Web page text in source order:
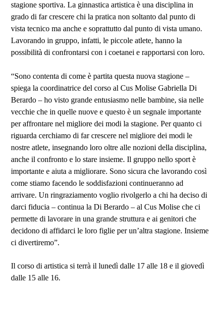
stagione sportiva. La ginnastica artistica è una disciplina in
grado di far crescere chi la pratica non soltanto dal punto di
vista tecnico ma anche e soprattutto dal punto di vista umano.
Lavorando in gruppo, infatti, le piccole atlete, hanno la
possibilità di confrontarsi con i coetanei e rapportarsi con loro.
“Sono contenta di come è partita questa nuova stagione –
spiega la coordinatrice del corso al Cus Molise Gabriella Di
Berardo – ho visto grande entusiasmo nelle bambine, sia nelle
vecchie che in quelle nuove e questo è un segnale importante
per affrontare nel migliore dei modi la stagione. Per quanto ci
riguarda cerchiamo di far crescere nel migliore dei modi le
nostre atlete, insegnando loro oltre alle nozioni della disciplina,
anche il confronto e lo stare insieme. Il gruppo nello sport è
importante e aiuta a migliorare. Sono sicura che lavorando così
come stiamo facendo le soddisfazioni continueranno ad
arrivare. Un ringraziamento voglio rivolgerlo a chi ha deciso di
darci fiducia – continua la Di Berardo – al Cus Molise che ci
permette di lavorare in una grande struttura e ai genitori che
decidono di affidarci le loro figlie per un’altra stagione. Insieme
ci divertiremo”.
Il corso di artistica si terrà il lunedì dalle 17 alle 18 e il giovedì
dalle 15 alle 16.